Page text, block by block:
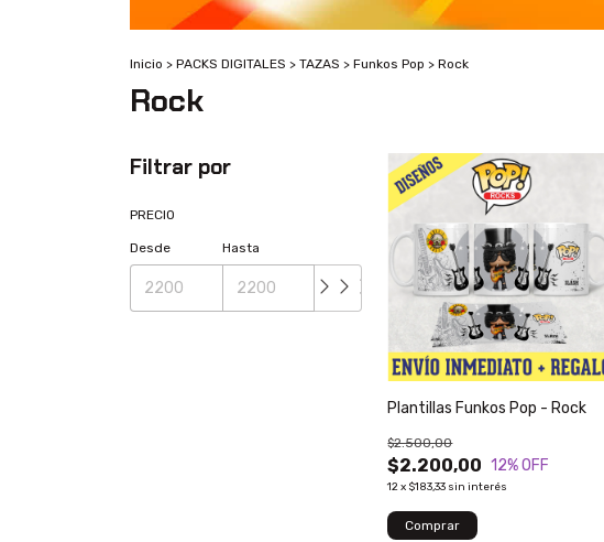
Inicio > PACKS DIGITALES > TAZAS > Funkos Pop > Rock
Rock
Filtrar por
PRECIO
Desde Hasta
Plantillas Funkos Pop - Rock
$2.200,00
$2.500,00
12% OFF
12x $183,33 sin interés